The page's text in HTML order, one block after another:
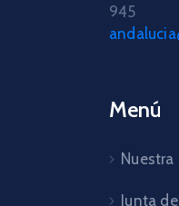
945
Menú
Junta